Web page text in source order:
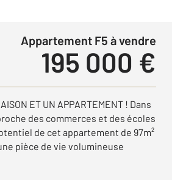
Appartement F5 à vendre
195 000 €
ET UN APPARTEMENT ! Dans
des commerces et des écoles
de cet appartement de 97m²
pièce de vie volumineuse